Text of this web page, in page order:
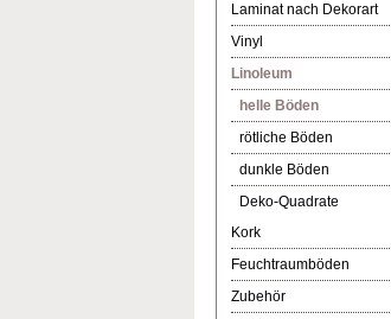
Laminat nach Dekorart
Vinyl
Linoleum
helle Böden
rötliche Böden
dunkle Böden
Deko-Quadrate
Kork
Feuchtraumböden
Zubehör